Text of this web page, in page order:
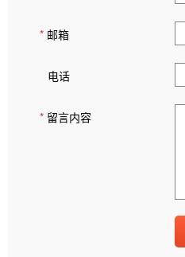
* 邮箱
电话
* 留言内容